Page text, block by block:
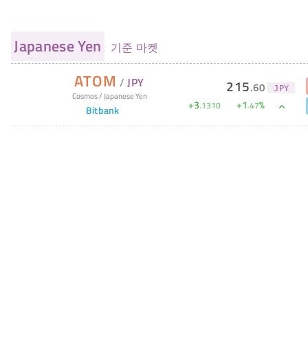
Japanese Yen 기준 마켓
ATOM / JPY
Cosmos/ Japanese Yen
Bitbank
215.60 JPY
+3.1310 +1.47%